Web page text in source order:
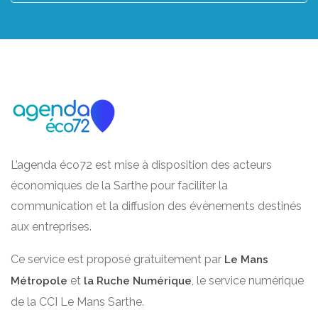
L’agenda éco72 est mise à disposition des acteurs
économiques de la Sarthe pour faciliter la
communication et la diffusion des évènements destinés
aux entreprises.
Ce service est proposé gratuitement par Le Mans
Métropole et la Ruche Numérique, le service numérique
de la CCI Le Mans Sarthe.